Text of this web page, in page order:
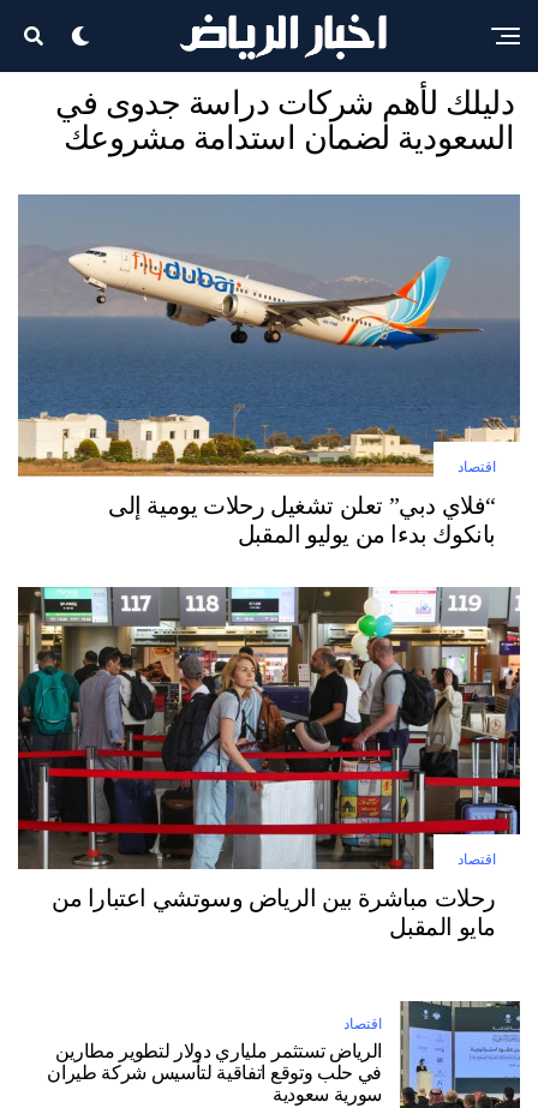
دليلك لأهم شركات دراسة جدوى في
السعودية لضمان استدامة مشروعك
اقتصاد
“فلاي دبي” تعلن تشغيل رحلات يومية إلى
بانكوك بدءا من يوليو المقبل
اقتصاد
رحلات مباشرة بين الرياض وسوتشي اعتبارا من
مايو المقبل
اقتصاد
الرياض تستثمر ملياري دولار لتطوير مطارين
في حلب وتوقع اتفاقية لتأسيس شركة طيران
سورية سعودية